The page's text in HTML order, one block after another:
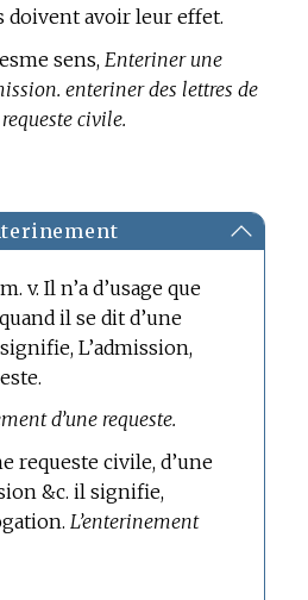
doivent avoir leur effet.
sens, Enteriner une
enteriner des lettres de
civile.
v. Il n’a d’usage que
il se dit d’une
L’admission,
d’une requeste.
requeste civile, d’une
&c. il signifie,
L’enterinement